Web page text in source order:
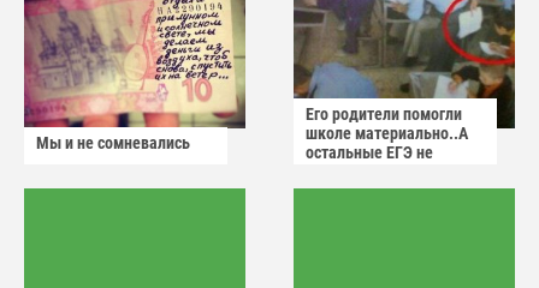
Мы и не сомневались
Его родители помогли
школе материально..А
остальные ЕГЭ не